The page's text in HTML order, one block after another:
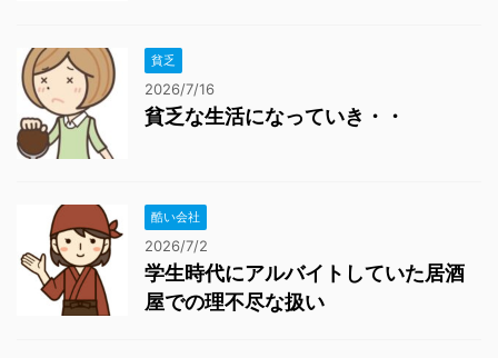
貧乏
2026/7/16
貧乏な生活になっていき・・
酷い会社
2026/7/2
学生時代にアルバイトしていた居酒
屋での理不尽な扱い